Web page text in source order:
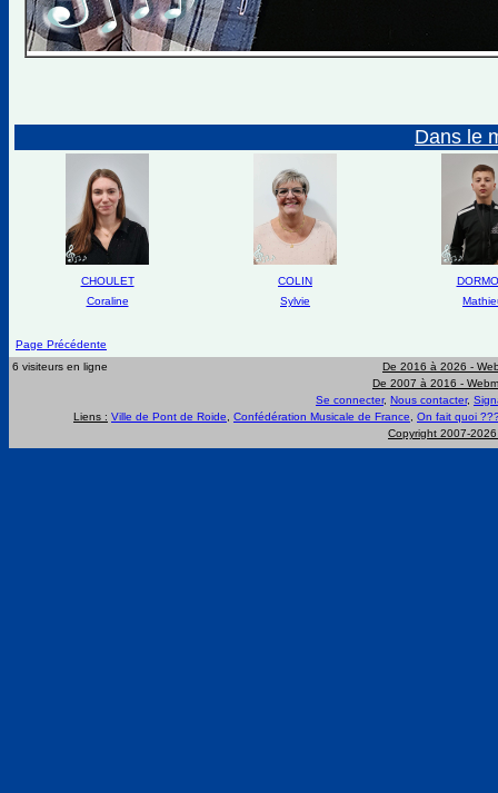
Dans le
CHOULET
Coraline
COLIN
Sylvie
Page Précédente
6 visiteurs en ligne
De 2016 à 2026 -
De 2007 à 2016 -
Se connecter, Nous contacter,
Liens : Ville de Pont de Roide Confédération Musicale de France
On fait quoi
Copyright 2007-